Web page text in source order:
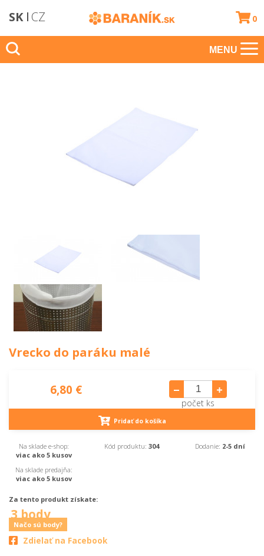
SK CZ 0
MENU
Vrecko do paráku malé
6,80 €
počet ks
Pridať do košíka
Na sklade e-shop:
viac ako 5 kusov
Na sklade predajňa:
viac ako 5 kusov
Kód produktu:304 Dodanie: 2-5 dní
Za tento produkt získate:
3 body
Načo sú body?
Zdielať na Facebook